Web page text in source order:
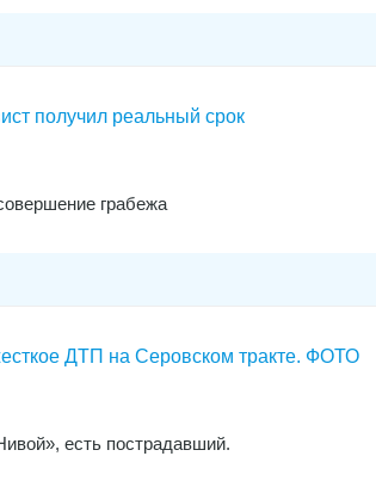
получил реальный срок
грабежа
ДТП на Серовском тракте. ФОТО
есть пострадавший.